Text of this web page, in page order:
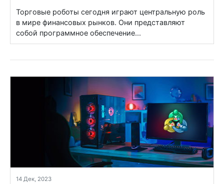
Торговые роботы сегодня играют центральную роль
в мире финансовых рынков. Они представляют
собой программное обеспечение...
14 Дек, 2023